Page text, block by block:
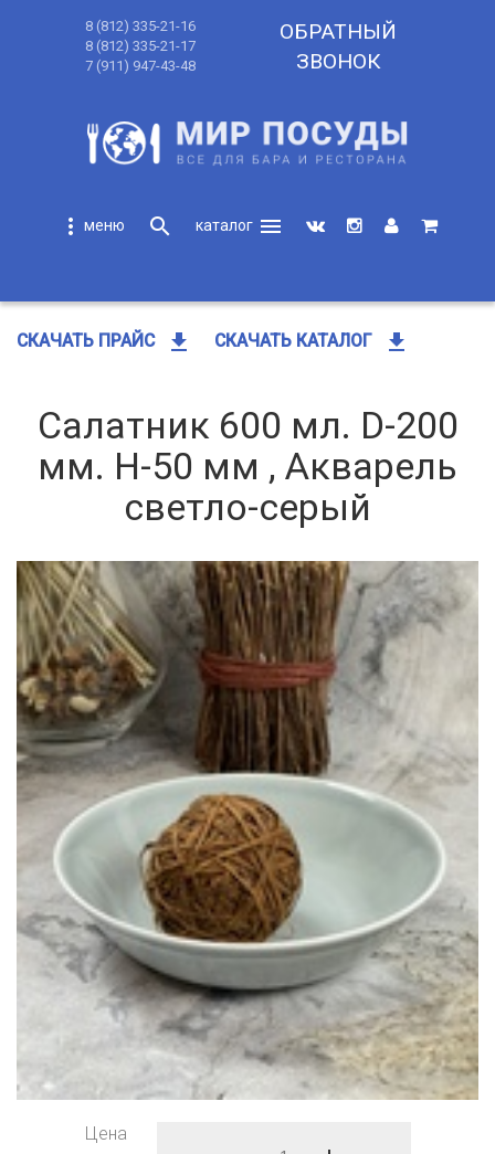
8 (812) 335-21-16
8 (812) 335-21-17
7 (911) 947-43-48
ОБРАТНЫЙ
ЗВОНОК
more_vert search
menu
СКАЧАТЬ ПРАЙС get_app СКАЧАТЬ КАТАЛОГ get_app
Салатник 600 мл. D-200
мм. H-50 мм , Акварель
светло-серый
Цена